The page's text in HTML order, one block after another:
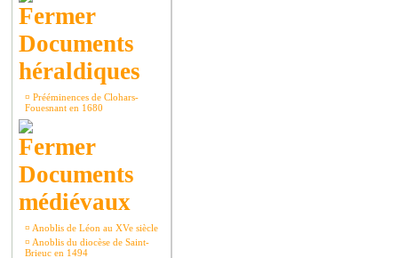
Documents
héraldiques
¤ Prééminences de Clohars-
Fouesnant en 1680
Documents
médiévaux
¤ Anoblis de Léon au XVe siècle
¤ Anoblis du diocèse de Saint-
Brieuc en 1494